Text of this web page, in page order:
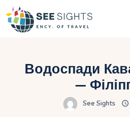
Типи Турів
Водоспади
—
See Sights